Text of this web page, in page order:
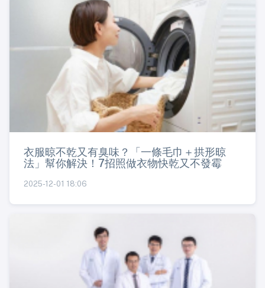
衣服晾不乾又有臭味？「一條毛巾＋拱形晾
法」幫你解決！7招照做衣物快乾又不發霉
2025-12-01 18:06